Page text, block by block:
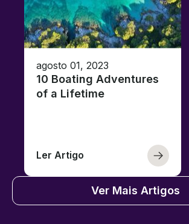
agosto 01, 2023
10 Boating Adventures
of a Lifetime
Ler Artigo
Ver Mais Artigos